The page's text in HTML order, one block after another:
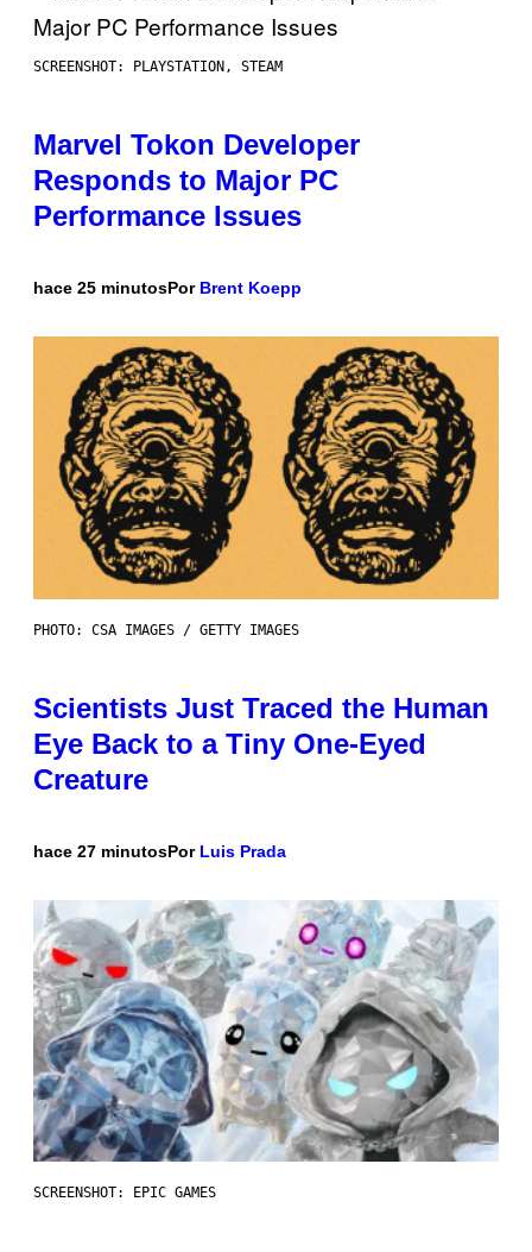
SCREENSHOT: PLAYSTATION, STEAM
Marvel Tokon Developer
Responds to Major PC
Performance Issues
hace 25 minutosPor Brent Koepp
PHOTO: CSA IMAGES / GETTY IMAGES
Scientists Just Traced the Human
Eye Back to a Tiny One-Eyed
Creature
hace 27 minutosPor Luis Prada
SCREENSHOT: EPIC GAMES